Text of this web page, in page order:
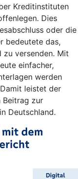
Kreditinstituten
Dies
oder die
bedeutete das,
zu versenden. Mit
einfacher,
werden
leistet der
Beitrag zur
Deutschland.